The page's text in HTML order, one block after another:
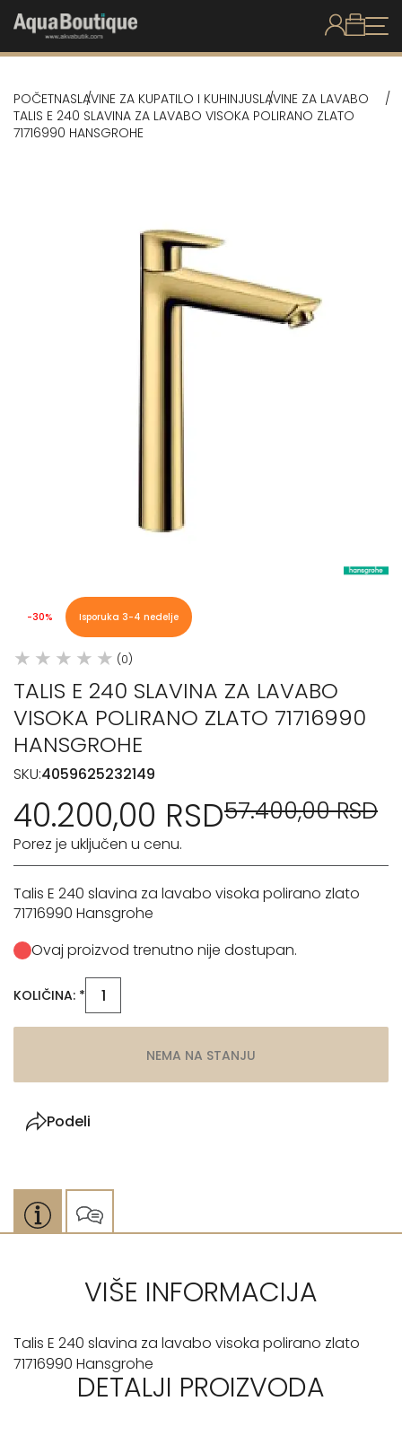
POČETNASLAVINE ZA KUPATILO I KUHINJUSLAVINE ZA LAVABO
TALIS E 240 SLAVINA ZA LAVABO VISOKA POLIRANO ZLATO
71716990 HANSGROHE
-30% Isporuka 3-4 nedelje
(0)
TALIS E 240 SLAVINA ZA LAVABO
VISOKA POLIRANO ZLATO 71716990
HANSGROHE
SKU:4059625232149
40.200,00 RSD57.400,00 RSD
Porez je uključen u cenu.
Talis E 240 slavina za lavabo visoka polirano zlato
71716990 Hansgrohe
Ovaj proizvod trenutno nije dostupan.
KOLIČINA: *
NEMA NA STANJU
Podeli
VIŠE INFORMACIJA
Talis E 240 slavina za lavabo visoka polirano zlato
71716990 Hansgrohe
DETALJI PROIZVODA